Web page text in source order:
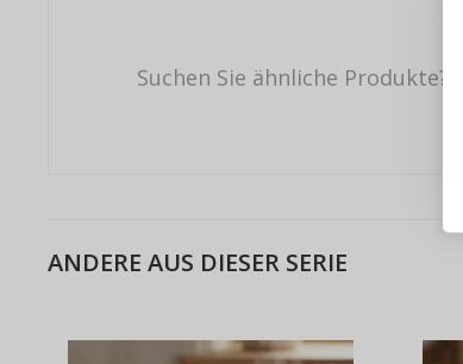
Suchen Sie ähnliche Produkte?
ANDERE AUS DIESER SERIE